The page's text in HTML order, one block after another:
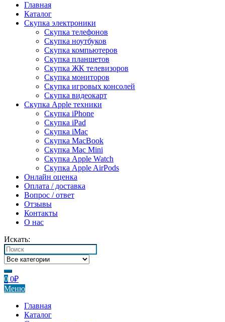
Главная
Каталог
Скупка электроники
Скупка телефонов
Скупка ноутбуков
Скупка компьютеров
Скупка планшетов
Скупка ЖК телевизоров
Скупка мониторов
Скупка игровых консолей
Скупка видеокарт
Скупка Apple техники
Скупка iPhone
Скупка iPad
Скупка iMac
Скупка MacBook
Скупка Mac Mini
Скупка Apple Watch
Скупка Apple AirPods
Онлайн оценка
Оплата / доставка
Вопрос / ответ
Отзывы
Контакты
О нас
Искать:
0 0₽
Меню
Главная
Каталог